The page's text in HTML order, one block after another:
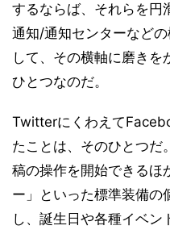
するならば、それらを円
通知/通知センターなど
して、その横軸に磨きを
ひとつなのだ。
Twitterにくわえて
たことは、そのひとつだ
稿の操作を開始できるほ
ー」といった標準装備の
し、誕生日や各種イベン